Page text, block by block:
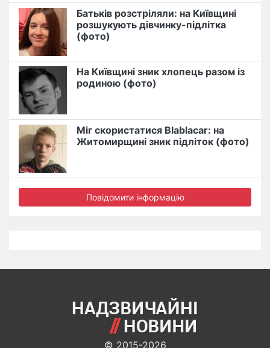
Батьків розстріляли: на Київщині
розшукують дівчинку-підлітка
(фото)
На Київщині зник хлопець разом із
родиною (фото)
Міг скористатися Blablacar: на
Житомирщині зник підліток (фото)
Повідомити інформацію
© 2015-2026